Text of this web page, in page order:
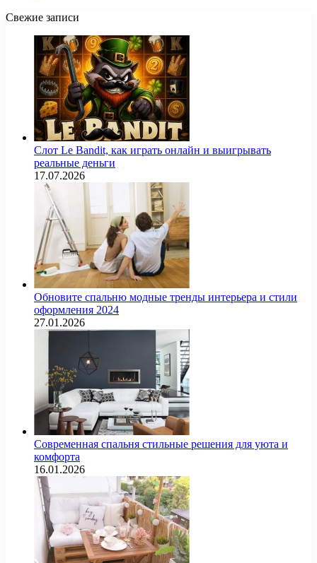
Свежие записи
Слот Le Bandit, как играть онлайн и выигрывать
реальные деньги
17.07.2026
Обновите спальню модные тренды интерьера и стили
оформления 2024
27.01.2026
Современная спальня стильные решения для уюта и
комфорта
16.01.2026